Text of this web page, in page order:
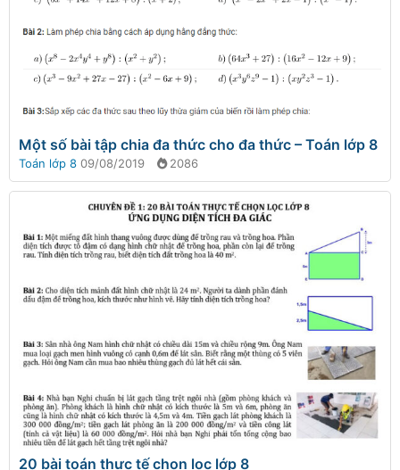
Một số bài tập chia đa thức cho đa thức – Toán lớp 8
Toán lớp 8 09/08/2019 2086
20 bài toán thực tế chọn lọc lớp 8